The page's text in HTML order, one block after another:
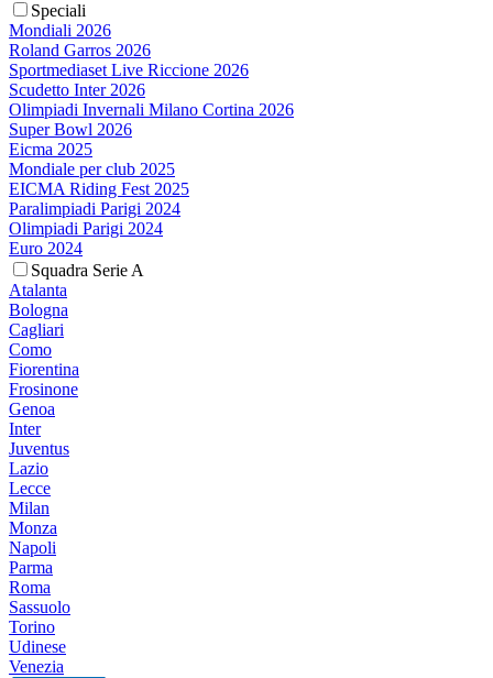
Speciali
Mondiali 2026
Roland Garros 2026
Sportmediaset Live Riccione 2026
Scudetto Inter 2026
Olimpiadi Invernali Milano Cortina 2026
Super Bowl 2026
Eicma 2025
Mondiale per club 2025
EICMA Riding Fest 2025
Paralimpiadi Parigi 2024
Olimpiadi Parigi 2024
Euro 2024
Squadra Serie A
Atalanta
Bologna
Cagliari
Como
Fiorentina
Frosinone
Genoa
Inter
Juventus
Lazio
Lecce
Milan
Monza
Napoli
Parma
Roma
Sassuolo
Torino
Udinese
Venezia